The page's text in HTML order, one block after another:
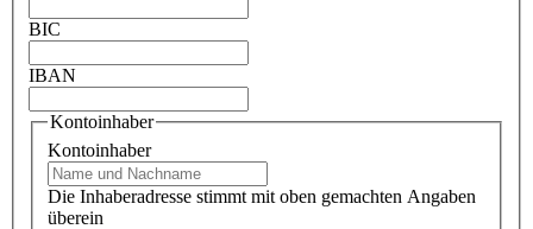
BIC
IBAN
Kontoinhaber
Kontoinhaber
Die Inhaberadresse stimmt mit oben gemachten Angaben
überein